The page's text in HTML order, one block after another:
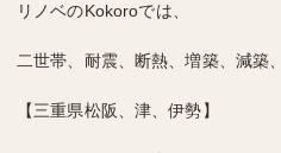
リノベのKokoroでは、
二世帯、耐震、断熱、増築、減築
【三重県松阪、津、伊勢】